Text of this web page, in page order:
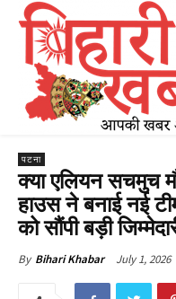
पटना
क्या एलियन सचमुच
हाउस ने बनाई नई
को सौंपी बड़ी
By Bihari Khabar July 1, 2026